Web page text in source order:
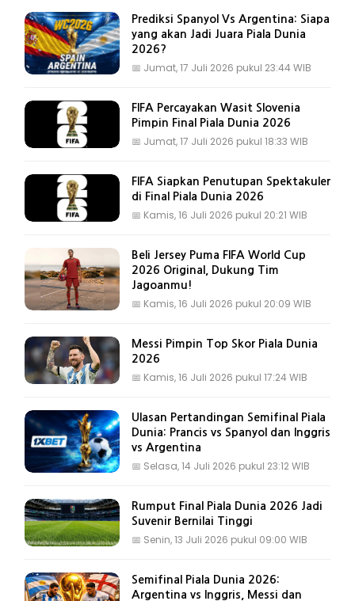
Prediksi Spanyol Vs Argentina: Siapa
yang akan Jadi Juara Piala Dunia
2026?
📅 Jumat, 17 Juli 2026 pukul 23:44 WIB
FIFA Percayakan Wasit Slovenia
Pimpin Final Piala Dunia 2026
📅 Jumat, 17 Juli 2026 pukul 18:33 WIB
FIFA Siapkan Penutupan Spektakuler
di Final Piala Dunia 2026
📅 Kamis, 16 Juli 2026 pukul 20:21 WIB
Beli Jersey Puma FIFA World Cup
2026 Original, Dukung Tim
Jagoanmu!
📅 Kamis, 16 Juli 2026 pukul 20:09 WIB
Messi Pimpin Top Skor Piala Dunia
2026
📅 Kamis, 16 Juli 2026 pukul 17:24 WIB
Ulasan Pertandingan Semifinal Piala
Dunia: Prancis vs Spanyol dan Inggris
vs Argentina
📅 Selasa, 14 Juli 2026 pukul 23:12 WIB
Rumput Final Piala Dunia 2026 Jadi
Suvenir Bernilai Tinggi
📅 Senin, 13 Juli 2026 pukul 09:00 WIB
Semifinal Piala Dunia 2026:
Argentina vs Inggris, Messi dan